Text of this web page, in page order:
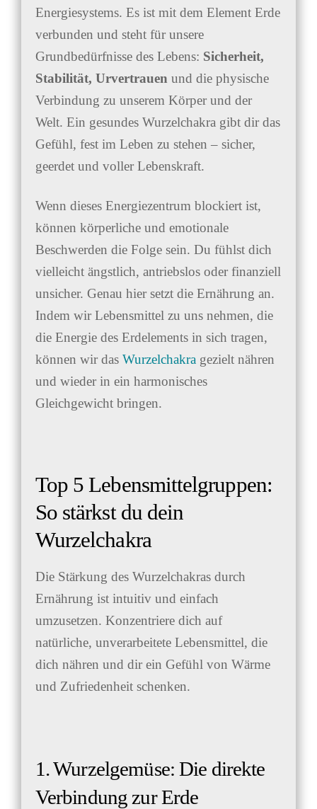
Energiesystems. Es ist mit dem Element Erde
verbunden und steht für unsere
Grundbedürfnisse des Lebens: Sicherheit,
Stabilität, Urvertrauenund die physische
Verbindung zu unserem Körper und der
Welt. Ein gesundes Wurzelchakra gibt dir das
Gefühl, fest im Leben zu stehen – sicher,
geerdet und voller Lebenskraft.
Wenn dieses Energiezentrum blockiert ist,
können körperliche und emotionale
Beschwerden die Folge sein. Du fühlst dich
vielleicht ängstlich, antriebslos oder finanziell
unsicher. Genau hier setzt die Ernährung an.
Indem wir Lebensmittel zu uns nehmen, die
die Energie des Erdelements in sich tragen,
können wir das Wurzelchakragezielt nähren
und wieder in ein harmonisches
Gleichgewicht bringen.
Top 5 Lebensmittelgruppen:
So stärkst du dein
Wurzelchakra
Die Stärkung des Wurzelchakras durch
Ernährung ist intuitiv und einfach
umzusetzen. Konzentriere dich auf
natürliche, unverarbeitete Lebensmittel, die
dich nähren und dir ein Gefühl von Wärme
und Zufriedenheit schenken.
1. Wurzelgemüse: Die direkte
Verbindung zur Erde